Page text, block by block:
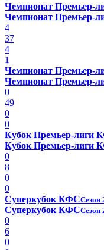
Чемпионат Премьер-
Чемпионат Премьер-
4
37
4
1
Чемпионат Премьер-
Чемпионат Премьер-
0
49
0
0
Кубок Премьер-лиги
Кубок Премьер-лиги
0
8
0
0
Суперкубок КФССезон
Суперкубок КФССезон
0
6
0